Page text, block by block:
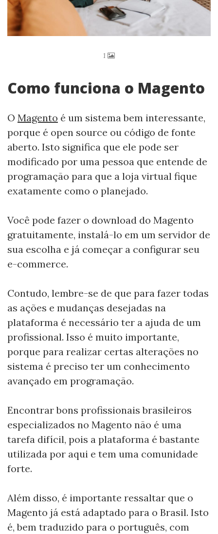
1
Como funciona o Magento
O Magento é um sistema bem interessante,
porque é open source ou código de fonte
aberto. Isto significa que ele pode ser
modificado por uma pessoa que entende de
programação para que a loja virtual fique
exatamente como o planejado.
Você pode fazer o download do Magento
gratuitamente, instalá-lo em um servidor de
sua escolha e já começar a configurar seu
e-commerce.
Contudo, lembre-se de que para fazer todas
as ações e mudanças desejadas na
plataforma é necessário ter a ajuda de um
profissional. Isso é muito importante,
porque para realizar certas alterações no
sistema é preciso ter um conhecimento
avançado em programação.
Encontrar bons profissionais brasileiros
especializados no Magento não é uma
tarefa difícil, pois a plataforma é bastante
utilizada por aqui e tem uma comunidade
forte.
Além disso, é importante ressaltar que o
Magento já está adaptado para o Brasil. Isto
é, bem traduzido para o português, com